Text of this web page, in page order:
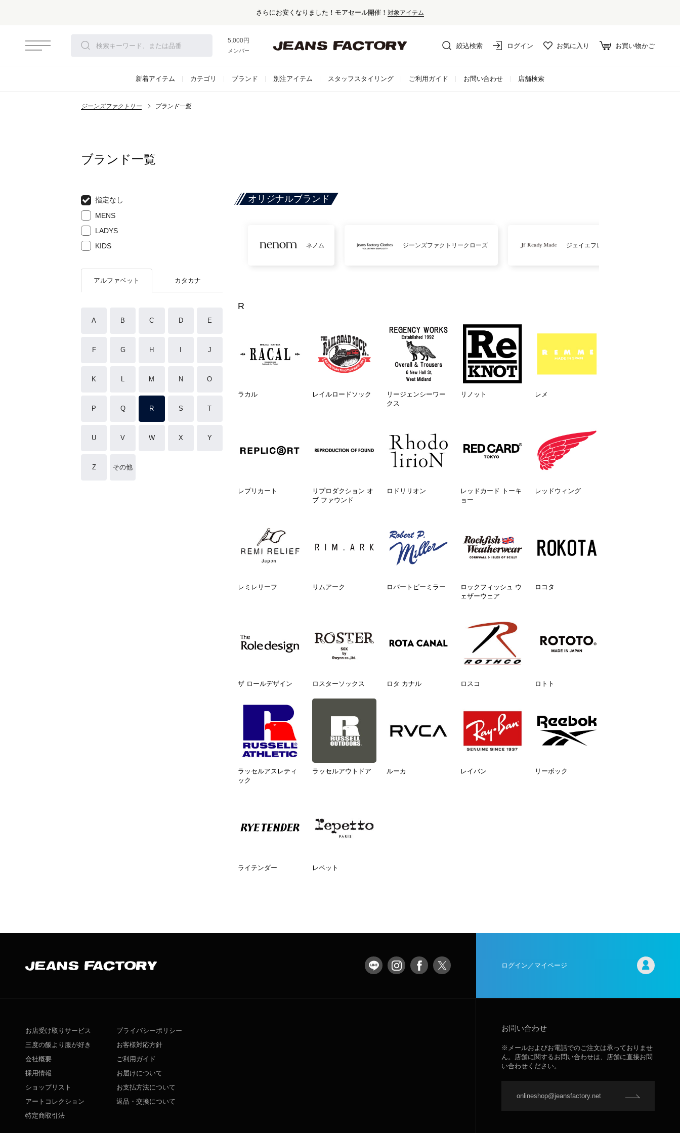
5,000円以上お買い上げで送料無料！
メンバー登録でお得な情報をゲット。さらに詳しく
絞込検索 ログイン お気に入り お買い物かご
新着アイテム カテゴリ ブランド 別注アイテム スタッフスタイリング ご利用ガイド お問い合わせ 店舗検索
ジーンズファクトリー ブランド一覧
ブランド一覧
指定なし
MENS
LADYS
KIDS
アルファベット カタカナ
A B C D E
F G H J
K L M N O
P Q R S T
U V W X Y
Z その他
オリジナルブランド
ネノム ジーンズファクトリークローズ ジェイエフレディメイド
R
ラカル レイルロードソック
リージェンシーワー
クス
リノット レメ
レプリカート
リプロダクション オ
ブ ファウンド
ロドリリオン
レッドカード トーキ
ョー
レッドウィング
レミレリーフ リムアーク ロバートピーミラー
ロックフィッシュ ウ
ェザーウェア
ロコタ
ザ ロールデザイン ロスターソックス ロタ カナル ロスコ ロトト
ラッセルアスレティ
ック
ラッセルアウトドア ルーカ レイバン リーボック
ライテンダー レペット
ログイン／マイページ
お店受け取りサービス
三度の飯より服が好き
会社概要
採用情報
ショップリスト
アートコレクション
特定商取引法
プライバシーポリシー
お客様対応方針
ご利用ガイド
お届けについて
お支払方法について
返品・交換について
お問い合わせ
※メールおよびお電話でのご注文は承っておりませ
ん。店舗に関するお問い合わせは、店舗に直接お問
い合わせください。
onlineshop@jeansfactory.net